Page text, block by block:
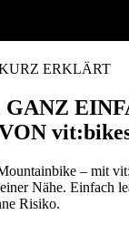
ERKLÄRT
– mit
Nähe. Einfach
Risiko.